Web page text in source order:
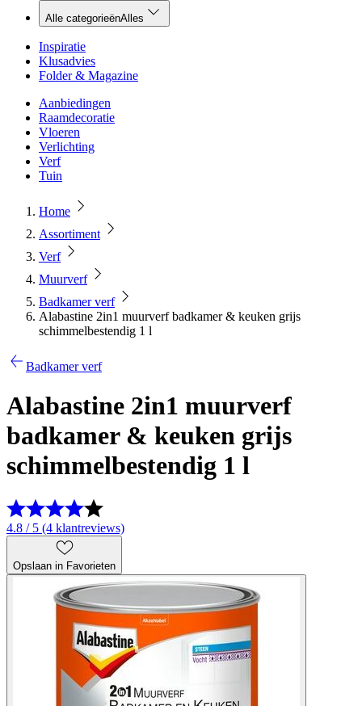
Alle categorieënAlles
Inspiratie
Klusadvies
Folder & Magazine
Aanbiedingen
Raamdecoratie
Vloeren
Verlichting
Verf
Tuin
Home
Assortiment
Verf
Muurverf
Badkamer verf
Alabastine 2in1 muurverf badkamer & keuken grijs
schimmelbestendig 1 l
Badkamer verf
Alabastine 2in1 muurverf
badkamer & keuken grijs
schimmelbestendig 1 l
4.8 / 5 (4 klantreviews)
Opslaan in Favorieten